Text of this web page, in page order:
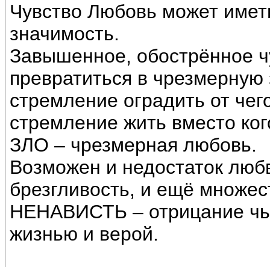
Чувство Любовь может
значимость.
Завышенное, обострённое
превратиться в
стремление оградить от
стремление жить вместо
ЗЛО – чрезмерная любовь.
Возможен и недостаток
брезгливость, и ещё
НЕНАВИСТЬ – отрицание
жизнью и верой.